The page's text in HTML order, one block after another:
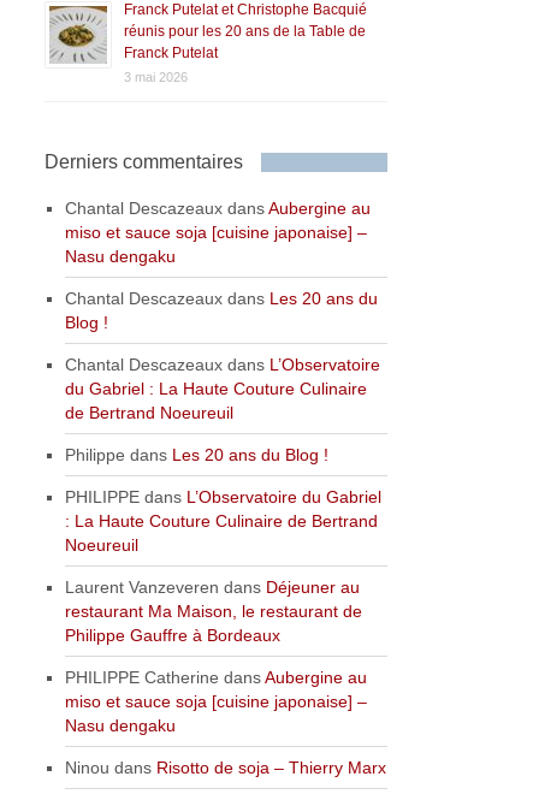
Franck Putelat et Christophe Bacquié
réunis pour les 20 ans de la Table de
Franck Putelat
3 mai 2026
Derniers commentaires
Chantal Descazeaux dansAubergine au
miso et sauce soja [cuisine japonaise] –
Nasu dengaku
Chantal Descazeaux dans Les 20 ans du
Blog !
Chantal Descazeaux dans L’Observatoire
du Gabriel : La Haute Couture Culinaire
de Bertrand Noeureuil
Philippe dans Les 20 ans du Blog !
PHILIPPE dans L’Observatoire du Gabriel
: La Haute Couture Culinaire de Bertrand
Noeureuil
Laurent Vanzeveren dans Déjeuner au
restaurant Ma Maison, le restaurant de
Philippe Gauffre à Bordeaux
PHILIPPE Catherine dansAubergine au
miso et sauce soja [cuisine japonaise] –
Nasu dengaku
Ninou dans Risotto de soja – Thierry Marx